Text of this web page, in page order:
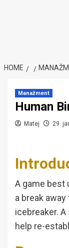
HOME
Manažment
Human
Matej 29.
A game best
a break
icebreaker.
help re-